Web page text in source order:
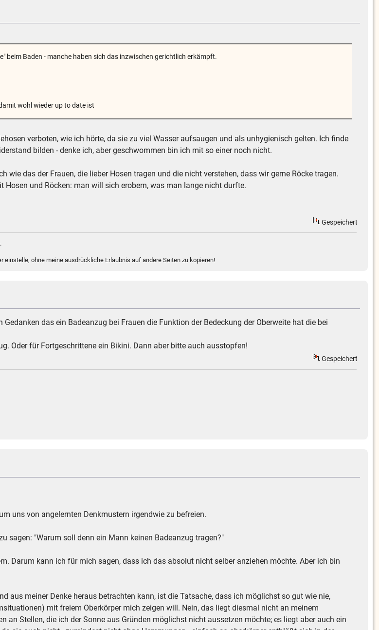
beim Baden - manche haben sich das inzwischen gerichtlich erkämpft.
wohl wieder up to date ist
verboten, wie ich hörte, da sie zu viel Wasser aufsaugen und als unhygienisch gelten. Ich finde
bilden - denke ich, aber geschwommen bin ich mit so einer noch nicht.
wie das der Frauen, die lieber Hosen tragen und die nicht verstehen, dass wir gerne Röcke tragen.
und Röcken: man will sich erobern, was man lange nicht durfte.
Gespeichert
einstelle, ohne meine ausdrückliche Erlaubnis auf andere Seiten zu kopieren!
das ein Badeanzug bei Frauen die Funktion der Bedeckung der Oberweite hat die bei
Oder für Fortgeschrittene ein Bikini. Dann aber bitte auch ausstopfen!
Gespeichert
uns von angelernten Denkmustern irgendwie zu befreien.
sagen: "Warum soll denn ein Mann keinen Badeanzug tragen?"
Darum kann ich für mich sagen, dass ich das absolut nicht selber anziehen möchte. Aber ich bin
aus meiner Denke heraus betrachten kann, ist die Tatsache, dass ich möglichst so gut wie nie,
mit freiem Oberkörper mich zeigen will. Nein, das liegt diesmal nicht an meinem
an Stellen, die ich der Sonne aus Gründen möglichst nicht aussetzen möchte; es liegt aber auch ein